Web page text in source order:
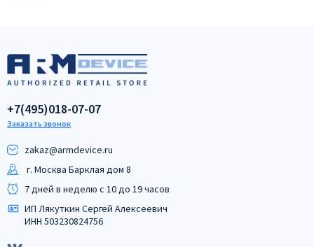
+7(495)018-07-07
Заказать звонок
zakaz@armdeviсe.ru
г. Москва Барклая дом 8
7 дней в неделю с 10 до 19 часов
ИП Лякуткин Сергей Алексеевич
ИНН 503230824756